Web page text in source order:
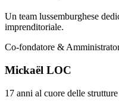
Un team lussemburghese
imprenditoriale.
Co-fondatore &
Mickaël LOC
17 anni al cuore delle